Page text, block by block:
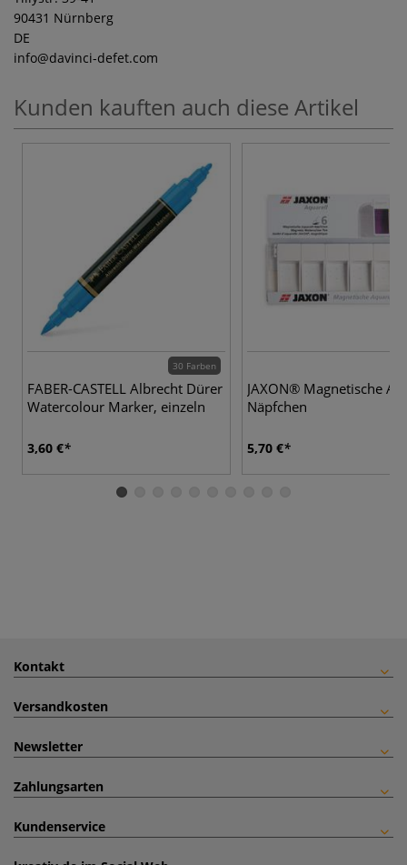
90431 Nürnberg
DE
info@davinci-defet.com
Kunden kauften auch diese Artikel
30 Farben
FABER-CASTELL Albrecht Dürer
Watercolour Marker, einzeln
3,60 €
JAXON® Magnetische
Näpfchen
5,70 €
Kontakt
Versandkosten
Newsletter
Zahlungsarten
Kundenservice